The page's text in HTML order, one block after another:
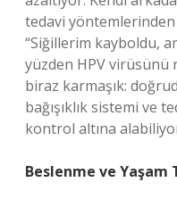
tedavi
“Siğillerim kayboldu,
yüzden HPV virüsünü
biraz karmaşık:
bağışıklık sistemi ve
kontrol altına
Beslenme ve Yaşam